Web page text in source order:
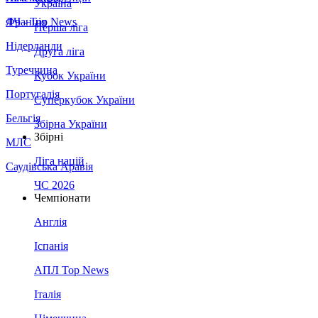
Франція
Нідерланди
Туреччина
Португалія
Бельгія
МЛС
Саудівська Аравія
ЛЧ - Top News
Україна
Перша ліга
Друга ліга
Кубок України
Суперкубок України
Збірна України
Збірні
Ліга націй
ЧС 2026
Чемпіонати
Англія
Іспанія
АПЛ Top News
Італія